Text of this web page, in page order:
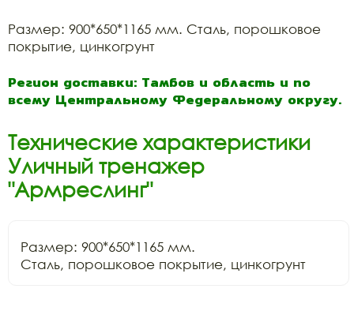
Размер: 900*650*1165 мм. Сталь, порошковое
покрытие, цинкогрунт
Регион доставки: Тамбов и область и по
всему Центральному Федеральному округу.
Технические характеристики
Уличный тренажер
"Армреслинг"
Размер: 900*650*1165 мм.
Сталь, порошковое покрытие, цинкогрунт